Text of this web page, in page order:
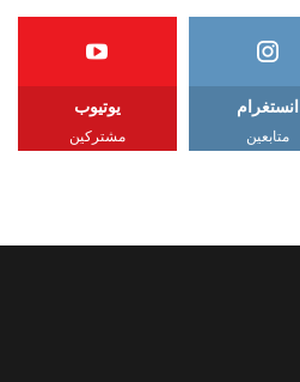
انستغرام
متابعين
يوتيوب
مشتركين